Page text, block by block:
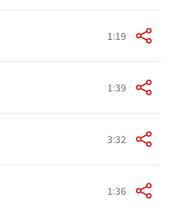
1:19
1:39
3:32
1:36